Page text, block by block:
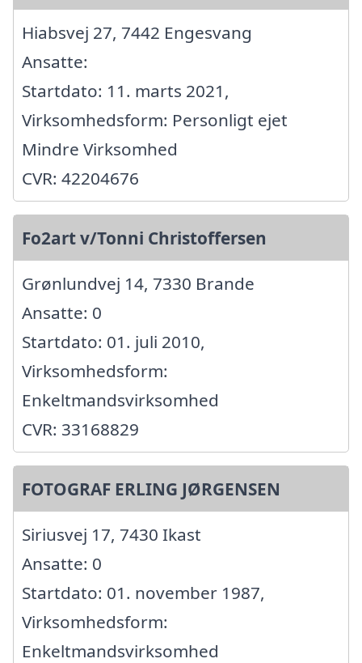
Hiabsvej 27, 7442 Engesvang
Ansatte:
Startdato: 11. marts 2021,
Virksomhedsform: Personligt ejet
Mindre Virksomhed
CVR: 42204676
Fo2art v/Tonni Christoffersen
Grønlundvej 14, 7330 Brande
Ansatte: 0
Startdato: 01. juli 2010,
Virksomhedsform:
Enkeltmandsvirksomhed
CVR: 33168829
FOTOGRAF ERLING JØRGENSEN
Siriusvej 17, 7430 Ikast
Ansatte: 0
Startdato: 01. november 1987,
Virksomhedsform:
Enkeltmandsvirksomhed